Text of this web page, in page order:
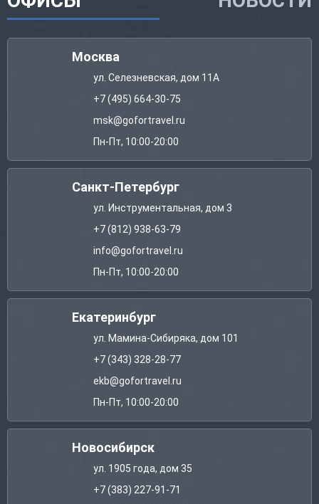
Москва
ул. Селезневская, дом 11А
+7 (495) 664-30-75
msk@gofortravel.ru
Пн-Пт, 10:00-20:00
Санкт-Петербург
ул. Инструментальная, дом 3
+7 (812) 938-63-79
info@gofortravel.ru
Пн-Пт, 10:00-20:00
Екатеринбург
ул. Мамина-Сибиряка, дом 101
+7 (343) 328-28-77
ekb@gofortravel.ru
Пн-Пт, 10:00-20:00
Новосибирск
ул. 1905 года, дом 35
+7 (383) 227-91-71